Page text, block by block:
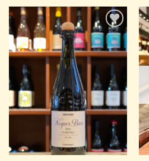
Add to
Wishlist